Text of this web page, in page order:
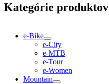
Kategórie produktov
e-Bike
e-City
e-MTB
e-Tour
e-Women
Mountain